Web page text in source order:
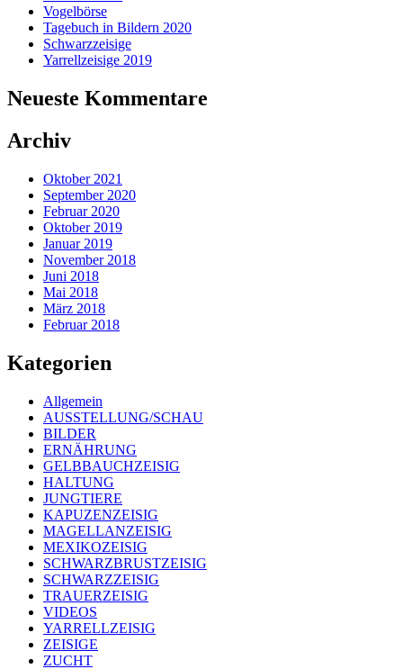
Vogelbörse
Tagebuch in Bildern 2020
Schwarzzeisige
Yarrellzeisige 2019
Neueste Kommentare
Archiv
Oktober 2021
September 2020
Februar 2020
Oktober 2019
Januar 2019
November 2018
Juni 2018
Mai 2018
März 2018
Februar 2018
Kategorien
Allgemein
AUSSTELLUNG/SCHAU
BILDER
ERNÄHRUNG
GELBBAUCHZEISIG
HALTUNG
JUNGTIERE
KAPUZENZEISIG
MAGELLANZEISIG
MEXIKOZEISIG
SCHWARZBRUSTZEISIG
SCHWARZZEISIG
TRAUERZEISIG
VIDEOS
YARRELLZEISIG
ZEISIGE
ZUCHT